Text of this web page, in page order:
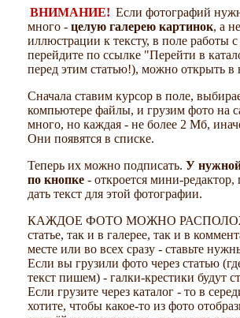
ВНИМАНИЕ! Если фотографий
много -целую галерею картинок, а
иллюстрации к тексту, в поле работы
перейдите по ссылке "Перейти в
перед этим статью!), можно открыть в
Сначала ставим курсор в поле,
компьютере файлы, и грузим фото на
много, но каждая - не более 2 Мб,
Они появятся в списке.
Теперь их можно подписать.У
по кнопке - откроется мини-
дать текст для этой фотографии.
КАЖДОЕ ФОТО МОЖНО
статье, так и в галерее, так и в
месте или во всех сразу - ставьте
Если вы грузили фото через статью
текст пишем) - галки-крестики будут
Если грузите через каталог - то в
хотите, чтобы какое-то из фото